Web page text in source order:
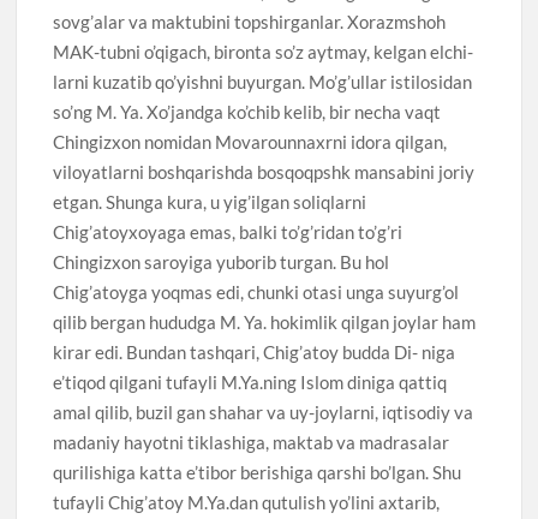
sovg’alar va maktubini topshirganlar. Xorazmshoh
MAK-tubni o’qigach, bironta so’z aytmay, kelgan elchi-
larni kuzatib qo’yishni buyurgan. Mo’g’ullar istilosidan
so’ng M. Ya. Xo’jandga ko’chib kelib, bir necha vaqt
Chingizxon nomidan Movarounnaxrni idora qilgan,
viloyatlarni boshqarishda bosqoqpshk mansabini joriy
etgan. Shunga kura, u yig’ilgan soliqlarni
Chig’atoyxoyaga emas, balki to’g’ridan to’g’ri
Chingizxon saroyiga yuborib turgan. Bu hol
Chig’atoyga yoqmas edi, chunki otasi unga suyurg’ol
qilib bergan hududga M. Ya. hokimlik qilgan joylar ham
kirar edi. Bundan tashqari, Chig’atoy budda Di- niga
e’tiqod qilgani tufayli M.Ya.ning Islom diniga qattiq
amal qilib, buzil gan shahar va uy-joylarni, iqtisodiy va
madaniy hayotni tiklashiga, maktab va madrasalar
qurilishiga katta e’tibor berishiga qarshi bo’lgan. Shu
tufayli Chig’atoy M.Ya.dan qutulish yo’lini axtarib,